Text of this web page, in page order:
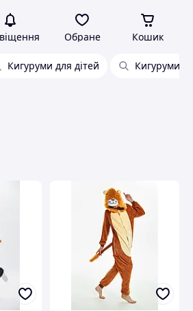
Обране Кошик
Кигуруми для дітей Кигуруми